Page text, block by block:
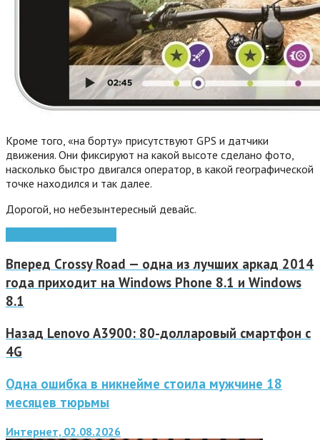
Кроме того, «на борту» присутствуют GPS и датчики
движения. Они фиксируют на какой высоте сделано фото,
насколько быстро двигался оператор, в какой географической
точке находился и так далее.
Дорогой, но небезынтересный девайс.
Вперед Crossy Road — одна из лучших аркад 2014
года приходит на Windows Phone 8.1 и Windows
8.1
Назад Lenovo A3900: 80-долларовый смартфон с
4G
Одна ошибка в никнейме стоила мужчине 18
месяцев тюрьмы
Интернет, 02.08.2026